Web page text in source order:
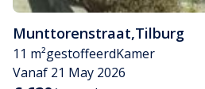
Munttorenstraat,Tilburg
11 m²gestoffeerdKamer
Vanaf 21 May 2026